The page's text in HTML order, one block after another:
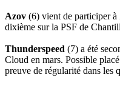
Azov (6) vient de participer
dixième sur la PSF de
Thunderspeed (7) a été
Cloud en mars. Possible
preuve de régularité dans les